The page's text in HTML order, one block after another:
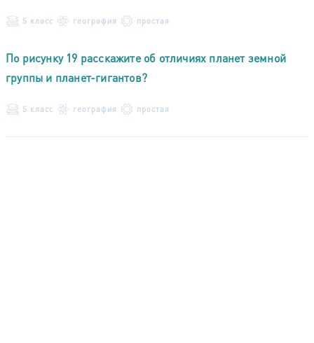
5 класс география простая
По рисунку 19 расскажите об отличиях планет земной
группы и планет-гигантов?
5 класс география простая